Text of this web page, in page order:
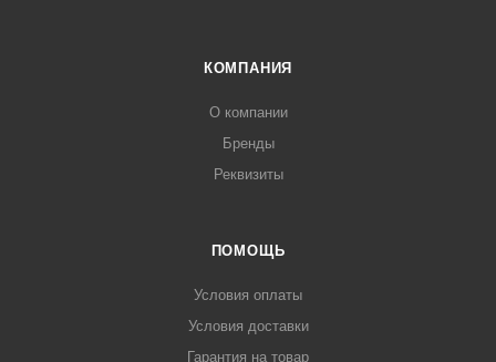
КОМПАНИЯ
О компании
Бренды
Реквизиты
ПОМОЩЬ
Условия оплаты
Условия доставки
Гарантия на товар